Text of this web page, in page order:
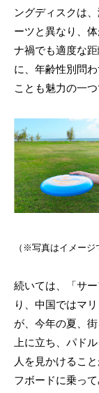
ングディスクは
ーツと異なり、
ナ禍でも適度な
に、年齢性別問
ことも魅力の一つ
（※写真はイメージ
続いては、「サ
り、中国ではマ
が、今年の夏、
上に立ち、パド
人を見かけるこ
フボードに乗っ